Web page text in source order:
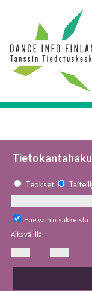
Tietokantahaku
Teokset
Hae vain otsakkeista
Aikavälillä
—